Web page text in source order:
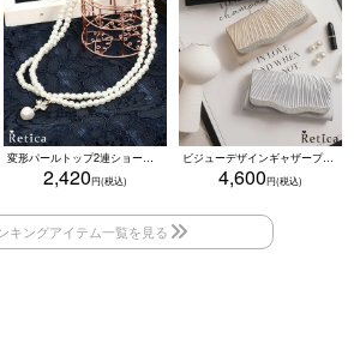
変形パールトップ2連ショートパールネックレス(ホワイト)
2,420
ビジューデザインギャザープリーツ入り2wayバッグ(ベージュ/シルバー/ブラック)
4,600